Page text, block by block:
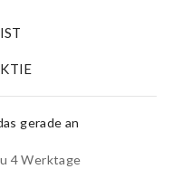
gerade an
4 Werktage